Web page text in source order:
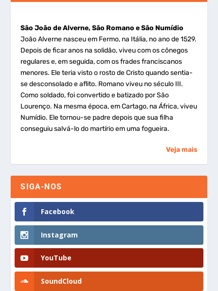
São João de Alverne, São Romano e São Numídio
João Alverne nasceu em Fermo, na Itália, no ano de 1529.
Depois de ficar anos na solidão, viveu com os cônegos
regulares e, em seguida, com os frades franciscanos
menores. Ele teria visto o rosto de Cristo quando sentia-
se desconsolado e aflito. Romano viveu no século III.
Como soldado, foi convertido e batizado por São
Lourenço. Na mesma época, em Cartago, na África, viveu
Numídio. Ele tornou-se padre depois que sua filha
conseguiu salvá-lo do martírio em uma fogueira.
Veja mais
SIGA-NOS
Facebook
Instagram
YouTube
SoundCloud